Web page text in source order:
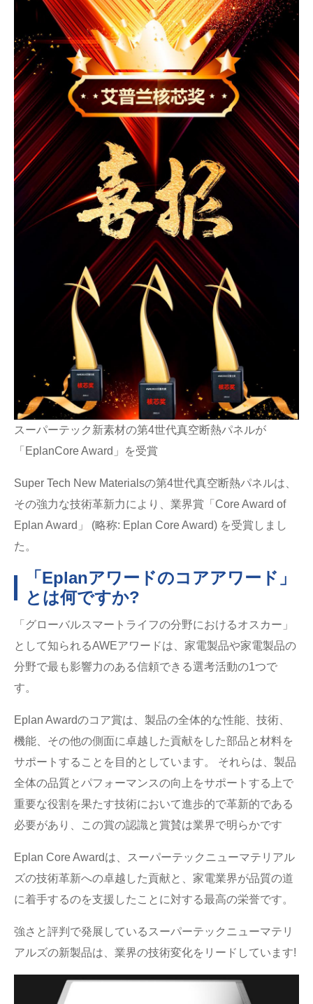
スーパーテック新素材の第4世代真空断熱パネルが
「EplanCore Award」を受賞
Super Tech New Materialsの第4世代真空断熱パネルは、
その強力な技術革新力により、業界賞「Core Award of
Eplan Award」 (略称: Eplan Core Award) を受賞しまし
た。
「Eplanアワードのコアアワード」
とは何ですか?
「グローバルスマートライフの分野におけるオスカー」
として知られるAWEアワードは、家電製品や家電製品の
分野で最も影響力のある信頼できる選考活動の1つで
す。
Eplan Awardのコア賞は、製品の全体的な性能、技術、
機能、その他の側面に卓越した貢献をした部品と材料を
サポートすることを目的としています。 それらは、製品
全体の品質とパフォーマンスの向上をサポートする上で
重要な役割を果たす技術において進歩的で革新的である
必要があり、この賞の認識と賞賛は業界で明らかです
Eplan Core Awardは、スーパーテックニューマテリアル
ズの技術革新への卓越した貢献と、家電業界が品質の道
に着手するのを支援したことに対する最高の栄誉です。
強さと評判で発展しているスーパーテックニューマテリ
アルズの新製品は、業界の技術変化をリードしています!